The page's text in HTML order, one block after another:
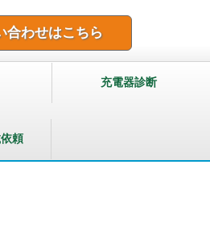
合わせはこちら
充電器診断
頼